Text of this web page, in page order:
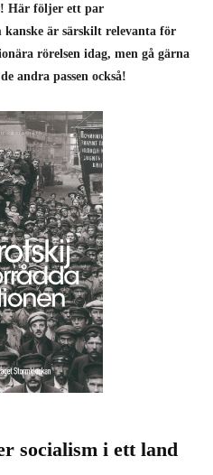
Här följer ett par
kanske är särskilt relevanta för
rörelsen idag, men gå gärna
andra passen också!
socialism i ett land